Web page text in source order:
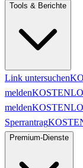
Tools & Berichte
Link untersuchen
melden
melden
Sperrantrag
Premium-Dienste